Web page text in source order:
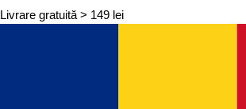
Livrare gratuită > 149 lei